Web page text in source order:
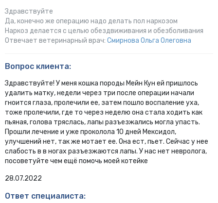
Здравствуйте
Да, конечно же операцию надо делать пол наркозом
Наркоз делается с целью обездвиживания и обезболивания
Отвечает ветеринарный врач: Смирнова Ольга Олеговна
Вопрос клиента:
Здравствуйте! У меня кошка породы Мейн Кун ей пришлось
удалить матку, недели через три после операции начали
гноится глаза, пролечили ее, затем пошло воспаление уха,
тоже пролечили, где то через неделю она стала ходить как
пьяная, голова тряслась, лапы разъезжались могла упасть.
Прошли лечение и уже проколола 10 дней Мексидол,
улучшений нет, так же мотает ее. Она ест, пьет. Сейчас у нее
слабость в в ногах разъезжаются лапы. У нас нет невролога,
посоветуйте чем ещё помочь моей котейке
28.07.2022
Ответ специалиста: